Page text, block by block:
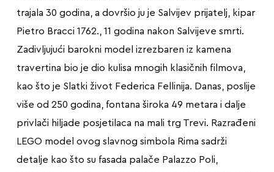
trajala 30 godina, a dovršio ju je Salvijev prijatelj, kipar
Pietro Bracci 1762., 11 godina nakon Salvijeve smrti.
Zadivljujući barokni model izrezbaren iz kamena
travertina bio je dio kulisa mnogih klasičnih filmova,
kao što je Slatki život Federica Fellinija. Danas, poslije
više od 250 godina, fontana široka 49 metara i dalje
privlači hiljade posjetilaca na mali trg Trevi. Razrađeni
LEGO model ovog slavnog simbola Rima sadrži
detalje kao što su fasada palače Palazzo Poli,